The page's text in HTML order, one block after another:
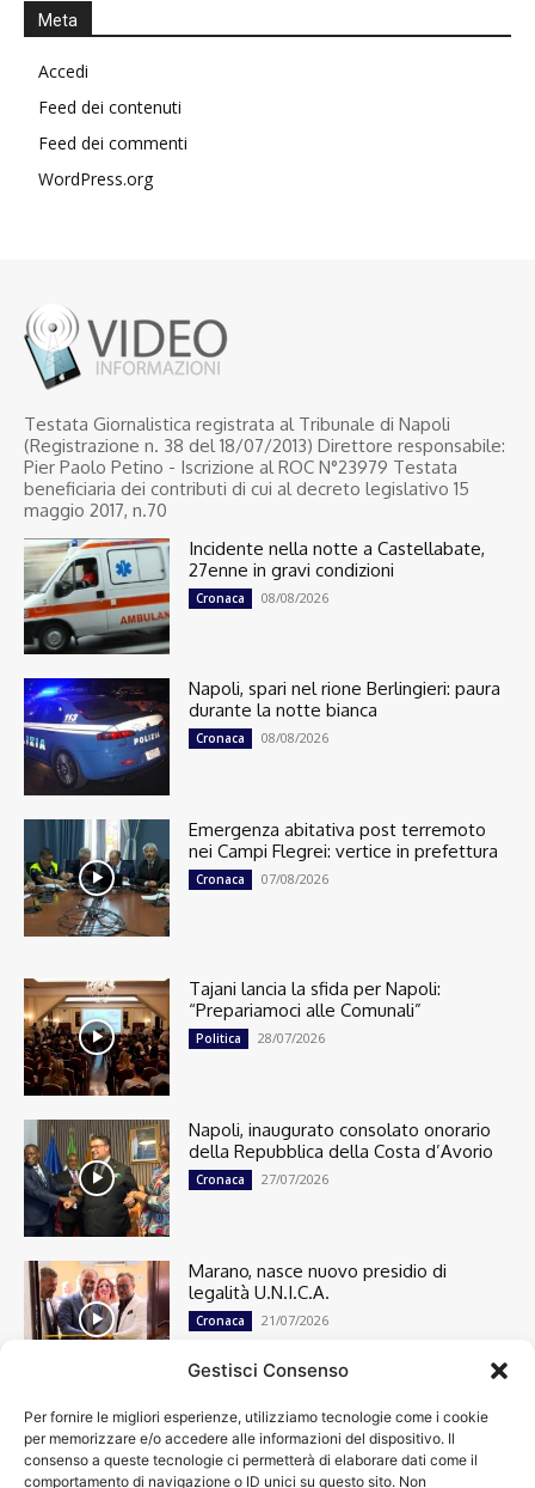
Gestisci Consenso
Per fornire le migliori esperienze, utilizziamo tecnologie come i cookie
per memorizzare e/o accedere alle informazioni del dispositivo. Il
consenso a queste tecnologie ci permetterà di elaborare dati come il
comportamento di navigazione o ID unici su questo sito. Non
Meta
Accedi
Feed dei contenuti
Feed dei commenti
WordPress.org
Testata Giornalistica registrata al Tribunale di Napoli
(Registrazione n. 38 del 18/07/2013) Direttore responsabile:
Pier Paolo Petino - Iscrizione al ROC N°23979 Testata
beneficiaria dei contributi di cui al decreto legislativo 15
maggio 2017, n.70
Incidente nella notte a Castellabate,
27enne in gravi condizioni
Cronaca 08/08/2026
Napoli, spari nel rione Berlingieri: paura
durante la notte bianca
Cronaca 08/08/2026
Emergenza abitativa post terremoto
nei Campi Flegrei: vertice in prefettura
Cronaca 07/08/2026
Tajani lancia la sfida per Napoli:
“Prepariamoci alle Comunali”
Politica 28/07/2026
Napoli, inaugurato consolato onorario
della Repubblica della Costa d’Avorio
Cronaca 27/07/2026
Marano, nasce nuovo presidio di
legalità U.N.I.C.A.
Cronaca 21/07/2026
Cronaca
13501
Attualità
7305
top